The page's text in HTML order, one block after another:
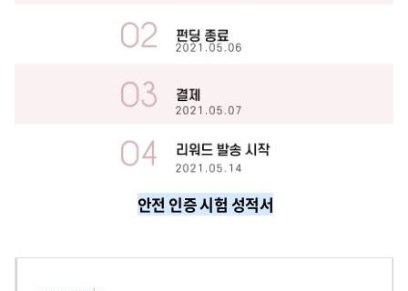
안전 인증 시험 성적서